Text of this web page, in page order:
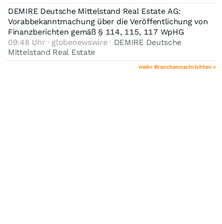
DEMIRE Deutsche Mittelstand Real Estate AG:
Vorabbekanntmachung über die Veröffentlichung von
Finanzberichten gemäß § 114, 115, 117 WpHG
09:48 Uhr · globenewswire · DEMIRE Deutsche
Mittelstand Real Estate
mehr Branchennachrichten »